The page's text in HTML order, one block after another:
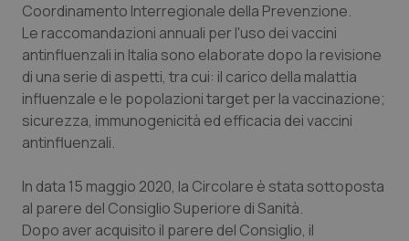
Valle D’Aosta
Veneto
Oncodermatologia
Oncoematologia
Oncologia & Nutrizione
Quotidiano Cardiologia
Coordinamento Interregionale della Prevenzione.
Le raccomandazioni annuali per l'uso dei vaccini
antinfluenzali in Italia sono elaborate dopo la revisione
di una serie di aspetti, tra cui: il carico della malattia
influenzale e le popolazioni target per la vaccinazione;
sicurezza, immunogenicità ed efficacia dei vaccini
antinfluenzali.
In data 15 maggio 2020, la Circolare è stata sottoposta
al parere del Consiglio Superiore di Sanità.
Dopo aver acquisito il parere del Consiglio, il